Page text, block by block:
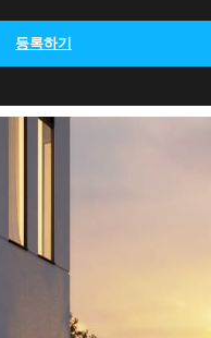
등록하기